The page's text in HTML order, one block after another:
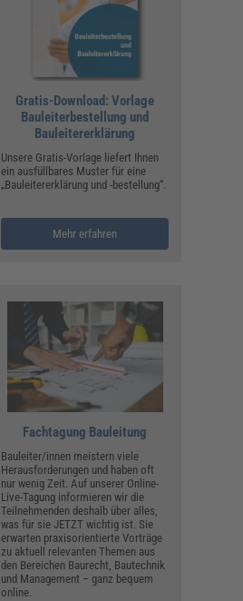
Gratis-Download: Vorlage
Bauleiterbestellung und
Bauleitererklärung
Unsere Gratis-Vorlage liefert Ihnen
ein ausfüllbares Muster für eine
„Bauleitererklärung und -bestellung“.
Mehr erfahren
Fachtagung Bauleitung
Bauleiter/innen meistern viele
Herausforderungen und haben oft
nur wenig Zeit. Auf unserer Online-
Live-Tagung informieren wir die
Teilnehmenden deshalb über alles,
was für sie JETZT wichtig ist. Sie
erwarten praxisorientierte Vorträge
zu aktuell relevanten Themen aus
den Bereichen Baurecht, Bautechnik
und Management – ganz bequem
online.